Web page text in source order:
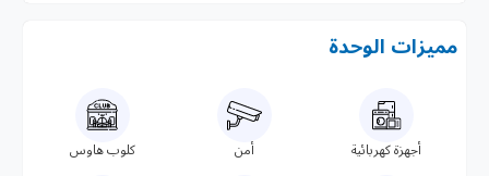
مميزات الوحدة
أجهزة كهربائية أمن كلوب هاوس